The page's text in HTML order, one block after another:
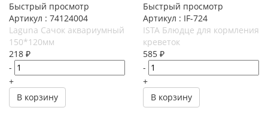
Быстрый просмотр
Артикул : 74124004
Laguna Сачок аквариумный
150*120мм
218 ₽
-
+
В корзину
Быстрый просмотр
Артикул : IF-724
ISTA Блюдце для кормления
креветок
585 ₽
-
+
В корзину